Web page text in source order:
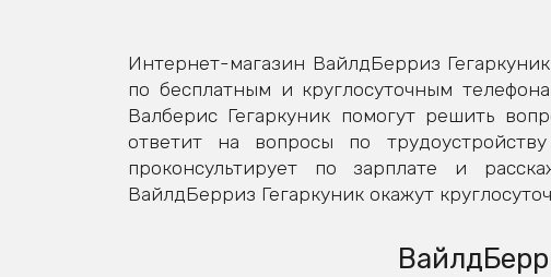
Интернет-магазин ВайлдБерриз
по бесплатным и круглосуточным
Валберис Гегаркуник помогут решить
ответит на вопросы по
проконсультирует по зарплате и
ВайлдБерриз Гегаркуник окажут